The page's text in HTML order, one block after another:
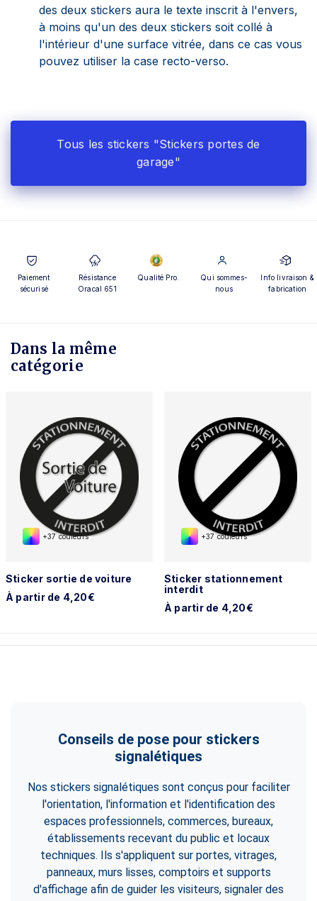
des deux stickers aura le texte inscrit à l'envers,
à moins qu'un des deux stickers soit collé à
l'intérieur d'une surface vitrée, dans ce cas vous
pouvez utiliser la case recto-verso.
Tous les stickers "Stickers portes de
garage"
Paiement
sécurisé
Résistance
Oracal 651
Qualité Pro.
Qui sommes-
nous
Info livraison &
fabrication
Dans la même
catégorie
+37 couleurs
Sticker sortie de voiture
À partir de 4,20€
+37 couleurs
Sticker stationnement
interdit
À partir de 4,20€
Conseils de pose pour stickers
signalétiques
Nos stickers signalétiques sont conçus pour faciliter
l'orientation, l'information et l'identification des
espaces professionnels, commerces, bureaux,
établissements recevant du public et locaux
techniques. Ils s'appliquent sur portes, vitrages,
panneaux, murs lisses, comptoirs et supports
d'affichage afin de guider les visiteurs, signaler des